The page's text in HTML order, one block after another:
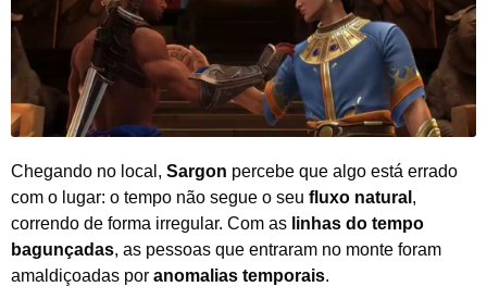
Chegando no local, Sargon percebe que algo está errado
com o lugar: o tempo não segue o seu fluxo natural ,
correndo de forma irregular. Com as linhas do tempo
bagunçadas, as pessoas que entraram no monte foram
amaldiçoadas por anomalias temporais.